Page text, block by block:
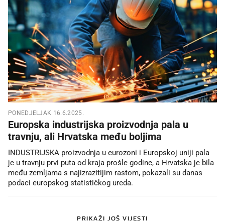
PONEDJELJAK 16.6.2025.
Europska industrijska proizvodnja pala u
travnju, ali Hrvatska među boljima
INDUSTRIJSKA proizvodnja u eurozoni i Europskoj uniji pala
je u travnju prvi puta od kraja prošle godine, a Hrvatska je bila
među zemljama s najizrazitijim rastom, pokazali su danas
podaci europskog statističkog ureda.
PRIKAŽI JOŠ VIJESTI